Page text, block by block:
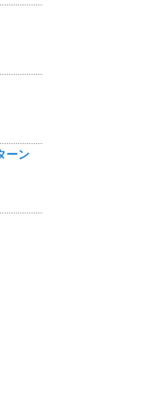
ーン